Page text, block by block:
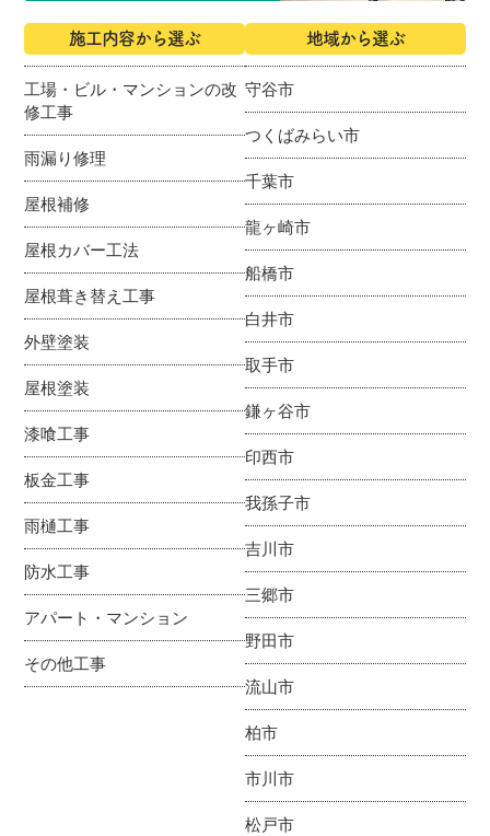
施工内容から選ぶ
工場・ビル・マンションの改
修工事
雨漏り修理
屋根補修
屋根カバー工法
屋根葺き替え工事
外壁塗装
屋根塗装
漆喰工事
板金工事
雨樋工事
防水工事
アパート・マンション
その他工事
地域から選ぶ
守谷市
つくばみらい市
千葉市
龍ヶ崎市
船橋市
白井市
取手市
鎌ヶ谷市
印西市
我孫子市
吉川市
三郷市
野田市
流山市
柏市
市川市
松戸市